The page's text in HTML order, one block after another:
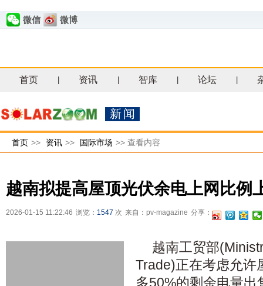
微信 微博
首页 资讯 智库 论坛
新闻
首页 >> 资讯 >> 国际市场 >> 查看内容
越南拟提高屋顶光伏余电上网比例
2026-01-15 11:22:46 浏览： 1547 次 来自：pv-magazine 分享：
越南工贸部
Trade)正在考虑允许
多50%的剩余电量